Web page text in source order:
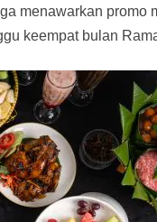
menawarkan promo
keempat bulan